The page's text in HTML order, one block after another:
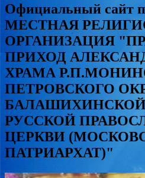
Официальный сайт
МЕСТНАЯ
ОРГАНИЗАЦИЯ
ПРИХОД
ХРАМА
ПЕТРОВСКОГО
РУССКОЙ
ЦЕРКВИ
ПАТРИАРХАТ)"